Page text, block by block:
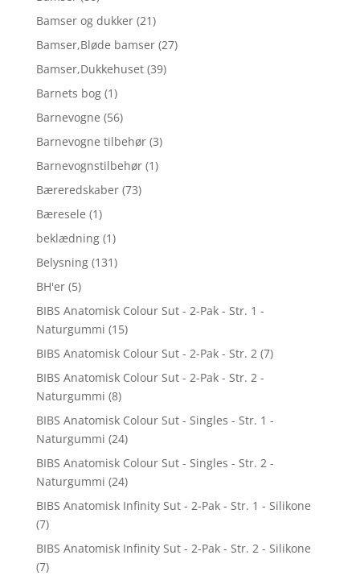
Bamser og dukker (21)
Bamser,Bløde bamser (27)
Bamser,Dukkehuset (39)
Barnets bog (1)
Barnevogne (56)
Barnevogne tilbehør (3)
Barnevognstilbehør (1)
Bæreredskaber (73)
Bæresele (1)
beklædning (1)
Belysning (131)
BH'er (5)
BIBS Anatomisk Colour Sut - 2-Pak - Str. 1 -
Naturgummi (15)
BIBS Anatomisk Colour Sut - 2-Pak - Str. 2 (7)
BIBS Anatomisk Colour Sut - 2-Pak - Str. 2 -
Naturgummi (8)
BIBS Anatomisk Colour Sut - Singles - Str. 1 -
Naturgummi (24)
BIBS Anatomisk Colour Sut - Singles - Str. 2 -
Naturgummi (24)
BIBS Anatomisk Infinity Sut - 2-Pak - Str. 1 - Silikone
(7)
BIBS Anatomisk Infinity Sut - 2-Pak - Str. 2 - Silikone
(7)